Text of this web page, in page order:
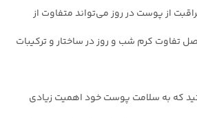
از پوست در روز می‌تواند متفاوت از
تفاوت کرم شب و روز در ساختار و ترکیبات
که به سلامت پوست خود اهمیت زیادی